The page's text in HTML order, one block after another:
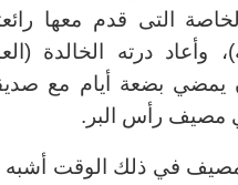
التى قدم معها
وأعاد درته الخالدة
يمضي بضعة أيام مع
مصيف رأس البر.
في ذلك الوقت أشبه